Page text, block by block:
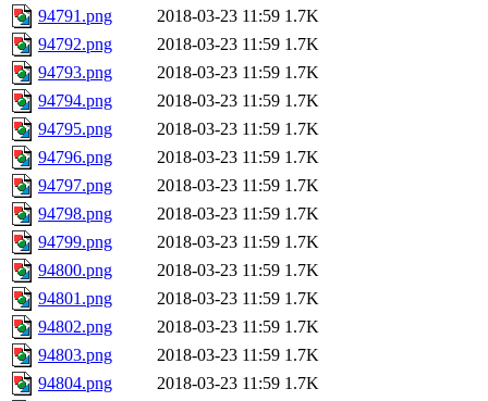
94791.png
2018-03-23 11:59 1.7K
94792.png
2018-03-23 11:59 1.7K
94793.png
2018-03-23 11:59 1.7K
94794.png
2018-03-23 11:59 1.7K
94795.png
2018-03-23 11:59 1.7K
94796.png
2018-03-23 11:59 1.7K
94797.png
2018-03-23 11:59 1.7K
94798.png
2018-03-23 11:59 1.7K
94799.png
2018-03-23 11:59 1.7K
94800.png
2018-03-23 11:59 1.7K
94801.png
2018-03-23 11:59 1.7K
94802.png
2018-03-23 11:59 1.7K
94803.png
2018-03-23 11:59 1.7K
94804.png
2018-03-23 11:59 1.7K